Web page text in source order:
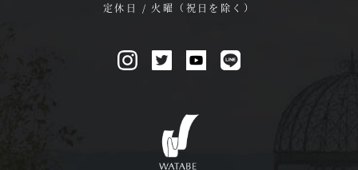
定休日 / 火曜（祝日を除く）